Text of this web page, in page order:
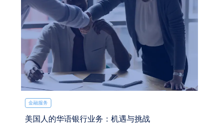
金融服务
美国人的华语银行业务：机遇与挑战